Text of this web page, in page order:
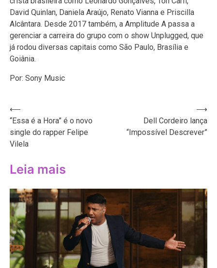
David Quinlan, Daniela Araújo, Renato Vianna e Priscilla
Alcântara. Desde 2017 também, a Amplitude A passa a
gerenciar a carreira do grupo com o show Unplugged, que
já rodou diversas capitais como São Paulo, Brasília e
Goiânia.
Por: Sony Music
Navegação
de
Post
⟵
“Essa é a Hora” é o novo
single do rapper Felipe
Vilela
Dell Cordeiro lança
“Impossível Descrever”
⟶
Leia mais